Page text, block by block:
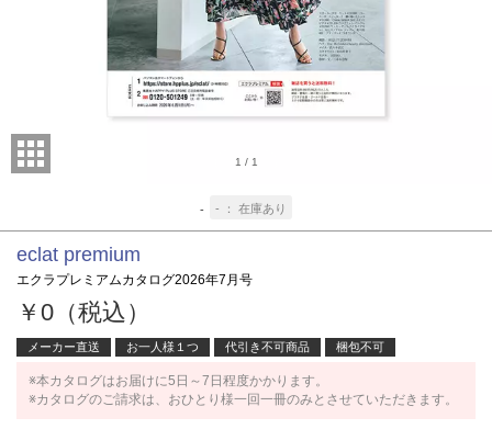
1 / 1
- - 在庫あり
eclat premium
エクラプレミアムカタログ2026年7月号
￥0（税込）
メーカー直送 お一人様１つ 代引き不可商品 梱包不可
※本カタログはお届けに5日～7日程度かかります。
※カタログのご請求は、おひとり様一回一冊のみとさせていただきます。